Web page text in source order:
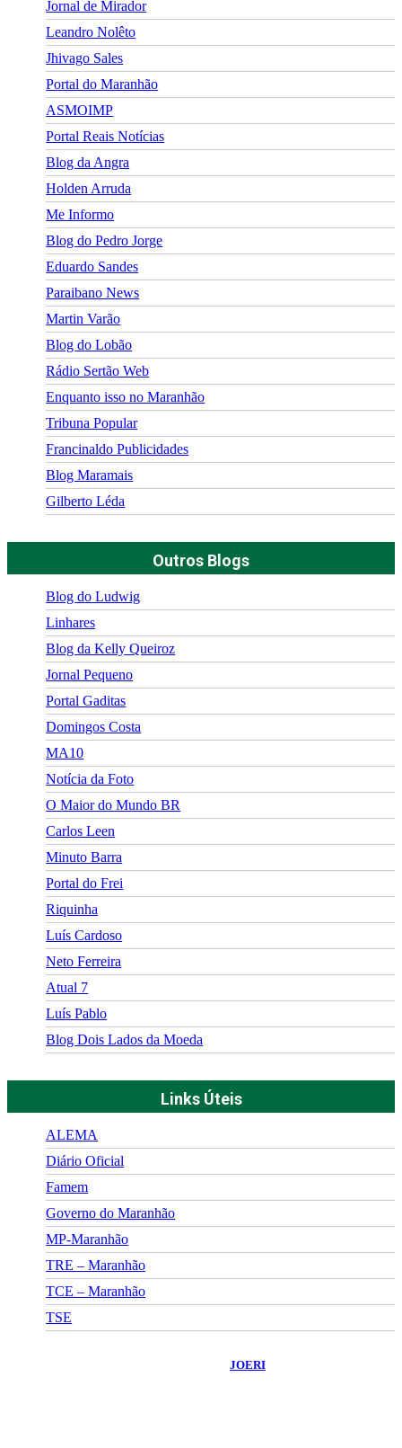
Jornal de Mirador
Leandro Nolêto
Jhivago Sales
Portal do Maranhão
ASMOIMP
Portal Reais Notí­cias
Blog da Angra
Holden Arruda
Me Informo
Blog do Pedro Jorge
Eduardo Sandes
Paraibano News
Martin Varão
Blog do Lobão
Rádio Sertão Web
Enquanto isso no Maranhão
Tribuna Popular
Francinaldo Publicidades
Blog Maramais
Gilberto Léda
Outros Blogs
Blog do Ludwig
Linhares
Blog da Kelly Queiroz
Jornal Pequeno
Portal Gaditas
Domingos Costa
MA10
Notícia da Foto
O Maior do Mundo BR
Carlos Leen
Minuto Barra
Portal do Frei
Riquinha
Luís Cardoso
Neto Ferreira
Atual 7
Luís Pablo
Blog Dois Lados da Moeda
Links Úteis
ALEMA
Diário Oficial
Famem
Governo do Maranhão
MP-Maranhão
TRE – Maranhão
TCE – Maranhão
TSE
JOERI